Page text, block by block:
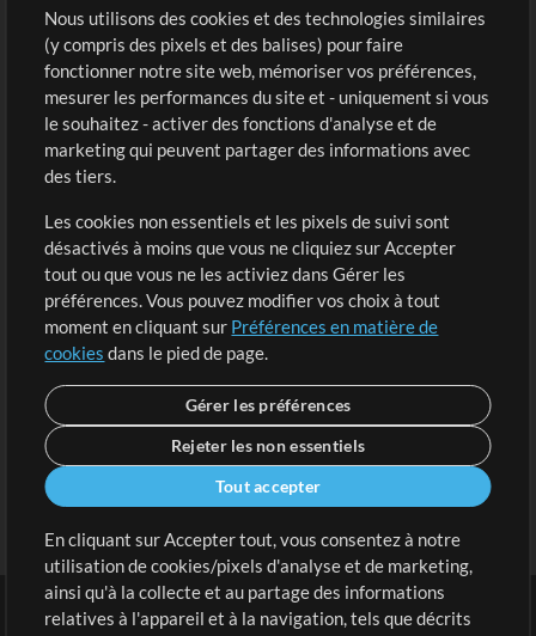
Sons
Boutique
Acheter des crédits
Contenu gratuit
Demander les pistes
Extras
Sessions
Soumettre votre contenu
Listes de lecture
Conférence MT
Compte
Connexion
S'inscrire
Nous utilisons des cookies et des technologies similaires
(y compris des pixels et des balises) pour faire
fonctionner notre site web, mémoriser vos préférences,
mesurer les performances du site et - uniquement si vous
le souhaitez - activer des fonctions d'analyse et de
marketing qui peuvent partager des informations avec
des tiers.
Les cookies non essentiels et les pixels de suivi sont
désactivés à moins que vous ne cliquiez sur Accepter
tout ou que vous ne les activiez dans Gérer les
préférences. Vous pouvez modifier vos choix à tout
moment en cliquant sur Préférences en matière de
cookies dans le pied de page.
Gérer les préférences
Rejeter les non essentiels
Tout accepter
En cliquant sur Accepter tout, vous consentez à notre
utilisation de cookies/pixels d'analyse et de marketing,
ainsi qu'à la collecte et au partage des informations
relatives à l'appareil et à la navigation, tels que décrits